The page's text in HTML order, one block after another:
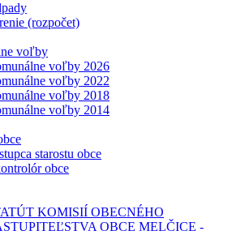
(rozpočet)
voľby
voľby 2026
voľby 2022
voľby 2018
voľby 2014
starostu obce
obce
KOMISIÍ OBECNÉHO
OBCE MELČICE -